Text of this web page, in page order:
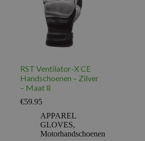
RST Ventilator-X CE
Handschoenen – Zilver
– Maat 8
€59.95
APPAREL
GLOVES,
Motorhandschoenen